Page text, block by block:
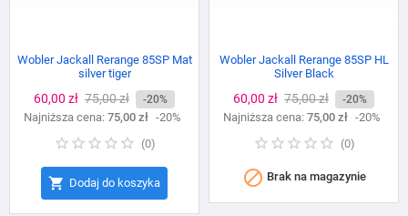
Wobler Jackall Rerange 85SP Mat
silver tiger
Cena
60,00 zł Cena
podstawowa
75,00 zł -20%
Najniższa cena: 75,00 zł -20%
(0)
 Dodaj do koszyka
Wobler Jackall Rerange 85SP HL
Silver Black
Cena
60,00 zł Cena
podstawowa
75,00 zł -20%
Najniższa cena: 75,00 zł -20%
(0)
 Brak na magazynie